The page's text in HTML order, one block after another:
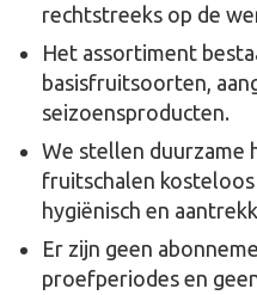
rechtstreeks op de
Het assortiment
basisfruitsoorten,
seizoensproducten.
We stellen duurzame
fruitschalen
hygiënisch en
Er zijn geen
proefperiodes en